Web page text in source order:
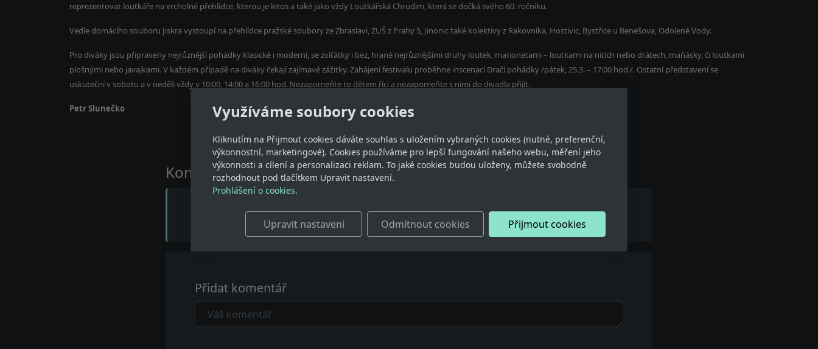
reprezentovat loutkáře na vrcholné přehlídce, kterou je letos a také jako vždy Loutkářská Chrudim, která se dočká svého 60. ročníku.
Vedle domácího souboru Jiskra vystoupí na přehlídce pražské soubory ze Zbraslavi, ZUŠ z Prahy 5, Jinonic také kolektivy z Rakovníka, Hostivic, Bystřice u Benešova, Odolené Vody.
Pro diváky jsou připraveny nejrůznější pohádky klasické i moderní, se zvířátky i bez, hrané nejrůznějšími druhy loutek, marionetami – loutkami na nitích nebo drátech, maňásky, či loutkami
plošnými nebo javajkami. V každém případě na diváky čekají zajímavé zážitky. Zahájení festivalu proběhne inscenací Dračí pohádky /pátek, 25.3. – 17:00 hod./. Ostatní představení se
uskuteční v sobotu a v neděli vždy v 10:00, 14:00 a 16:00 hod. Nezapomeňte to dětem říci a nezapomeňte s nimi do divadla přijít.
Petr Slunečko
Komentáře
Nikdo zatím žádný komentář nepřidal. Buďte první!
Přidat komentář
Využíváme soubory cookies
Kliknutím na Přijmout cookies dáváte souhlas s uložením vybraných cookies (nutné, preferenční,
výkonnostní, marketingové). Cookies používáme pro lepší fungování našeho webu, měření jeho
výkonnosti a cílení a personalizaci reklam. To jaké cookies budou uloženy, můžete svobodně
rozhodnout pod tlačítkem Upravit nastavení.
Prohlášení o cookies.
Upravit nastavení Odmítnout cookies Přijmout cookies